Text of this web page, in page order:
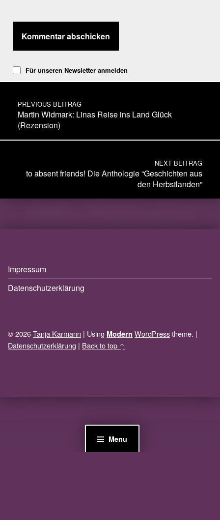
Menu
Für unseren Newsletter anmelden
Post navigation
PREVIOUS BEITRAG
Martin Widmark: Linas Reise ins Land Glück
(Rezension)
NEXT BEITRAG
to absent friends! Die Anthologie “Geschichten aus
den Herbstlanden”
Impressum
Datenschutzerklärung
© 2026Tanja Karmann | Using Modern WordPresstheme. |
Datenschutzerklärung | Back to top ↑